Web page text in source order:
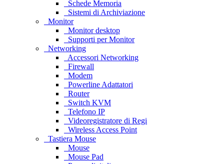
Schede Memoria
Sistemi di Archiviazione
Monitor
Monitor desktop
Supporti per Monitor
Networking
Accessori Networking
Firewall
Modem
Powerline Adattatori
Router
Switch KVM
Telefono IP
Videoregistratore di Regi
Wireless Access Point
Tastiera Mouse
Mouse
Mouse Pad